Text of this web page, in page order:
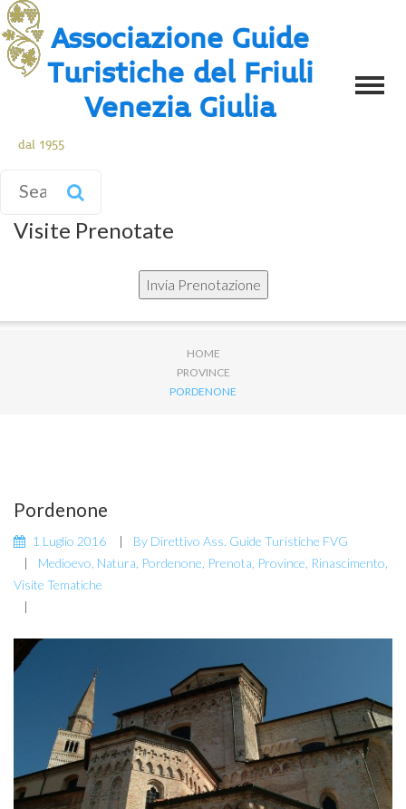
Associazione Guide
Turistiche del Friuli
Venezia Giulia
dal 1955
Visite Prenotate
HOME
PROVINCE
PORDENONE
Pordenone
1 Luglio 2016 By Direttivo Ass. Guide Turistiche FVG
Medioevo Natura Pordenone Prenota Province Rinascimento
Visite Tematiche